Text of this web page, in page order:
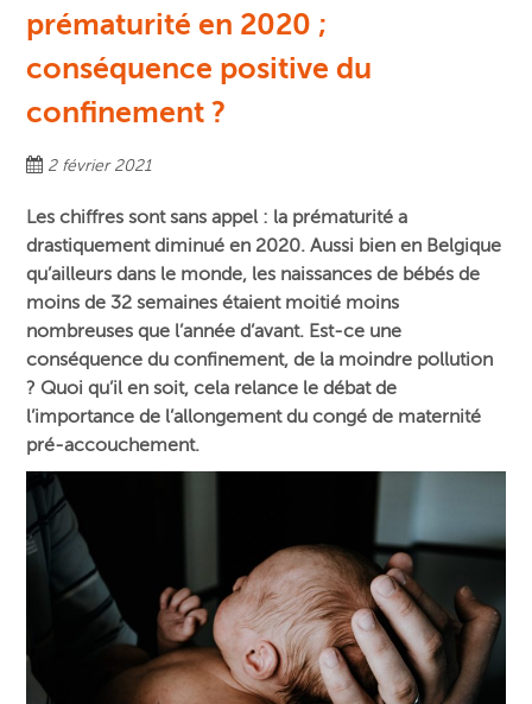
prématurité en 2020 ;
conséquence positive du
confinement ?
2 février 2021
Les chiffres sont sans appel : la prématurité a
drastiquement diminuéen 2020. Aussi bien en Belgique
qu’ailleurs dans le monde, les naissances de bébés de
moins de 32 semaines étaient moitié moins
nombreuses que l’année d’avant. Est-ce une
conséquence du confinement, de la moindre pollution
? Quoi qu’il en soit, cela relance le débat de
l’importance de l’allongement du congé de maternité
pré-accouchement.